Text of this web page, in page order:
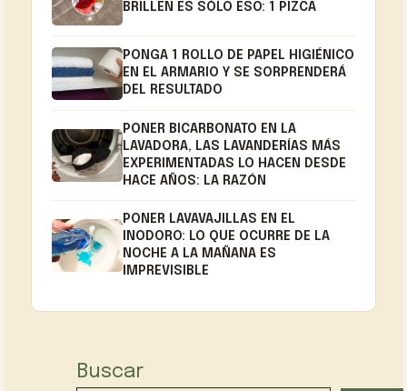
BRILLEN ES SÓLO ESO: 1 PIZCA
PONGA 1 ROLLO DE PAPEL HIGIÉNICO
EN EL ARMARIO Y SE SORPRENDERÁ
DEL RESULTADO
PONER BICARBONATO EN LA
LAVADORA, LAS LAVANDERÍAS MÁS
EXPERIMENTADAS LO HACEN DESDE
HACE AÑOS: LA RAZÓN
PONER LAVAVAJILLAS EN EL
INODORO: LO QUE OCURRE DE LA
NOCHE A LA MAÑANA ES
IMPREVISIBLE
Buscar